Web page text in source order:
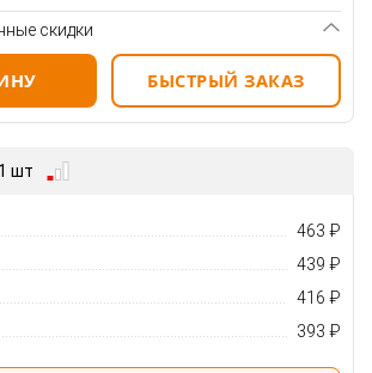
скидки
БЫСТРЫЙ ЗАКАЗ
шт
463 ₽
439 ₽
416 ₽
393 ₽